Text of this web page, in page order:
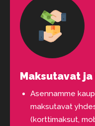
Maksutavat
Asennamme
maksutavat
(korttimaksut,